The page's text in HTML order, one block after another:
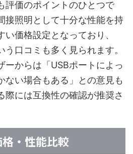
評価のポイントのひとつで
接照明として十分な性能を持
価格設定となっており、
う口コミも多く見られます。
ーからは「USBポートによっ
ない場合もある」との意見も
際には互換性の確認が推奨さ
・性能比較